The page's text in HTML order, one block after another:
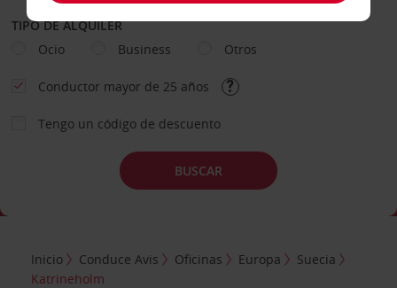
TIPO DE ALQUILER
Ocio
Business Otros
Conductor mayor de 25 años
Tengo un código de descuento
BUSCAR
Inicio Conduce Avis Oficinas Europa
Suecia
Katrineholm